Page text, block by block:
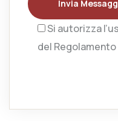
Invia
Si autorizza
del Regolamento